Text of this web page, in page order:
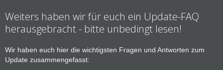
Weiters haben wir für euch ein Update-FAQ
herausgebracht - bitte unbedingt lesen!
Wir haben euch hier die wichtigsten Fragen und Antworten zum
Update zusammengefasst: